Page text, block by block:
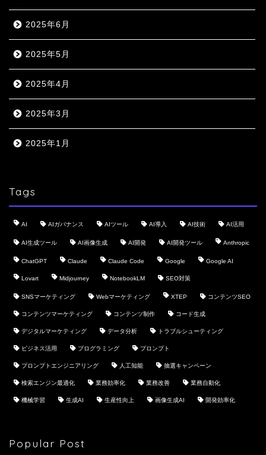
2025年6月
2025年5月
2025年4月
2025年3月
2025年1月
Tags
AI AIガバナンス AIツール AI導入 AI技術 AI活用
AI生成ツール AI画像生成 AI開発 AI開発ツール Anthropic
ChatGPT Claude Claude Code Google Google AI
Lovart Midjourney NotebookLM SEO対策
SNSマーケティング Webマーケティング XTEP コンテンツSEO
コンテンツマーケティング コンテンツ制作 コード生成
デジタルマーケティング データ分析 トラブルシューティング
ビジネス活用 プログラミング プロンプト
プロンプトエンジニアリング 人工知能 抽選キャンペーン
検索エンジン最適化 業務効率化 業務改善 業務自動化
機械学習 生成AI 生産性向上 画像生成AI 開発効率化
Popular Post